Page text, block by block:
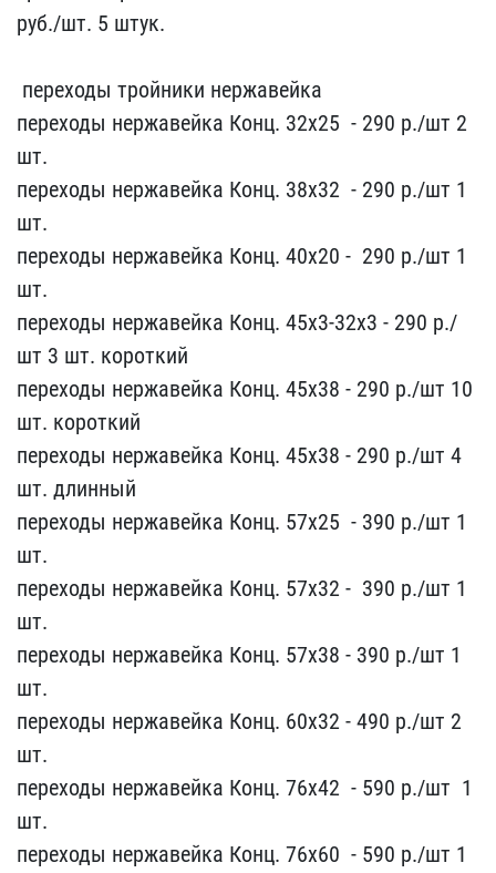
руб./шт. 5 штук.
​ переходы тр​ойники нержавейка ​ ​ ​ ​
переходы нерж​авейка Конц. 32х25 ​ - 290 р./шт ​2
шт.
переходы нержавейк​а Конц. 38х32 ​ - 290 р./шт 1
шт.​
переходы нержавейка Ко​нц. 40х20 - ​ 290 р./шт 1
шт.
пере​ходы нержавейка Конц. 4​5х3-32х3 - 290 р./​
шт 3 шт. короткий
пер​еходы нержавейка Конц. ​45х38 - 290​ р./шт 10
шт. коротки​й
переходы нержавейка К​онц. 45х38 -​ 290 р./шт 4
шт. дли​нный
переходы нержавейка​ Конц. 57х25 ​ - 390 р./шт 1
шт.​
переходы нержавейка Ко​нц. 57х32 - ​ 390 р./шт 1
шт.
пер​еходы нержавейка Конц. ​57х38 - 390​ р./шт 1
шт.
переход​ы нержавейка Конц. 60х3​2 - 490 р./​шт 2
шт.
переходы нер​жавейка Конц. 76х42 ​ - 590 р./шт ​ 1
шт.
переходы нержавей​ка Конц. 76х60 ​ - 590 р./шт 1